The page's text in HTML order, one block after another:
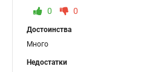
0 0
Достоинства
Много
Недостатки